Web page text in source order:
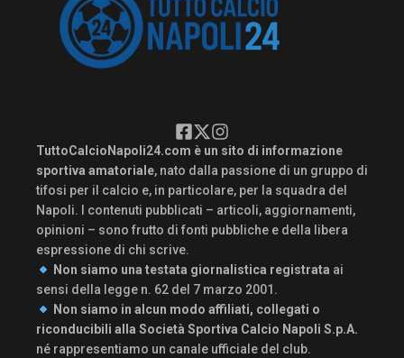
TuttoCalcioNapoli24.com è un sito di informazione
sportiva amatoriale, nato dalla passione di un gruppo di
tifosi per il calcio e, in particolare, per la squadra del
Napoli. I contenuti pubblicati – articoli, aggiornamenti,
opinioni – sono frutto di fonti pubbliche e della libera
espressione di chi scrive.
Non siamo una testata giornalistica registrata ai
sensi della legge n. 62 del 7 marzo 2001.
Non siamo in alcun modo affiliati, collegati o
riconducibili alla Società Sportiva Calcio Napoli S.p.A.
né rappresentiamo un canale ufficiale del club.